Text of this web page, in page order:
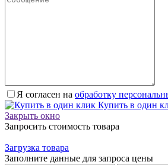
Я согласен на обработку
Купить в один
Закрыть окно
Запросить стоимость товара
Загрузка товара
Заполните данные для запроса цены